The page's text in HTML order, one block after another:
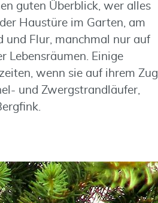
guten Überblick, wer alles
Haustüre im Garten, am
und Flur, manchmal nur auf
Lebensräumen. Einige
wenn sie auf ihrem Zug
und Zwergstrandläufer,